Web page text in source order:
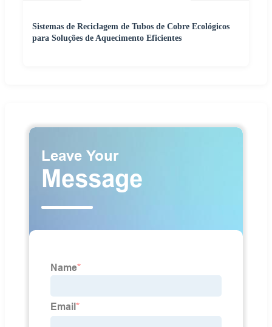
Sistemas de Reciclagem de Tubos de Cobre Ecológicos
para Soluções de Aquecimento Eficientes